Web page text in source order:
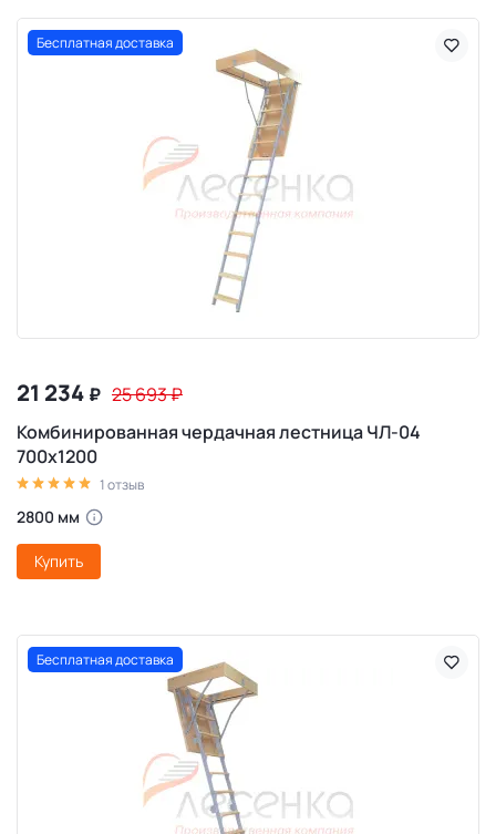
Бесплатная доставка
21 234 ₽ 25 693₽
Комбинированная чердачная лестница ЧЛ-04
700х1200
1 отзыв
2800 мм
Купить
Бесплатная доставка